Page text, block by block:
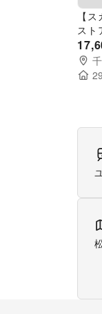
【
スト
着型
スペ